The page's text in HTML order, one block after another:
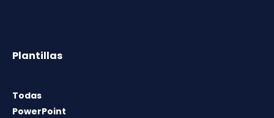
Plantillas
Todas
PowerPoint